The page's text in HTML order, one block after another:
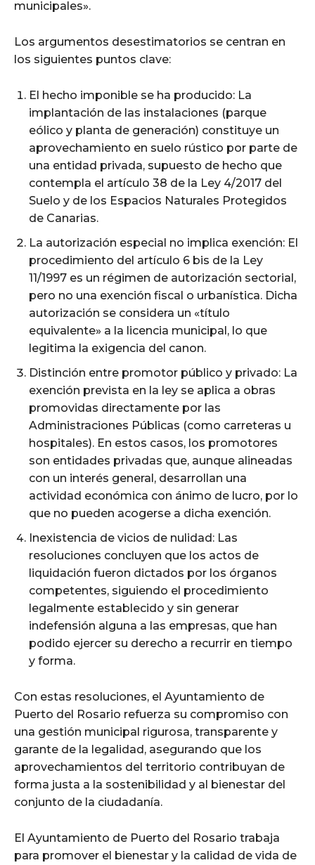
municipales».
Los argumentos desestimatorios se centran en
los siguientes puntos clave:
El hecho imponible se ha producido: La
implantación de las instalaciones (parque
eólico y planta de generación) constituye un
aprovechamiento en suelo rústico por parte de
una entidad privada, supuesto de hecho que
contempla el artículo 38 de la Ley 4/2017 del
Suelo y de los Espacios Naturales Protegidos
de Canarias.
La autorización especial no implica exención: El
procedimiento del artículo 6 bis de la Ley
11/1997 es un régimen de autorización sectorial,
pero no una exención fiscal o urbanística. Dicha
autorización se considera un «título
equivalente» a la licencia municipal, lo que
legitima la exigencia del canon.
Distinción entre promotor público y privado: La
exención prevista en la ley se aplica a obras
promovidas directamente por las
Administraciones Públicas (como carreteras u
hospitales). En estos casos, los promotores
son entidades privadas que, aunque alineadas
con un interés general, desarrollan una
actividad económica con ánimo de lucro, por lo
que no pueden acogerse a dicha exención.
Inexistencia de vicios de nulidad: Las
resoluciones concluyen que los actos de
liquidación fueron dictados por los órganos
competentes, siguiendo el procedimiento
legalmente establecido y sin generar
indefensión alguna a las empresas, que han
podido ejercer su derecho a recurrir en tiempo
y forma.
Con estas resoluciones, el Ayuntamiento de
Puerto del Rosario refuerza su compromiso con
una gestión municipal rigurosa, transparente y
garante de la legalidad, asegurando que los
aprovechamientos del territorio contribuyan de
forma justa a la sostenibilidad y al bienestar del
conjunto de la ciudadanía.
El Ayuntamiento de Puerto del Rosario trabaja
para promover el bienestar y la calidad de vida de